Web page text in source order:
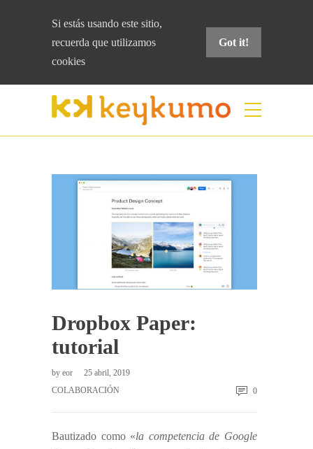
Si estás usando este sitio,
recuerda que utilizamos
cookies
Got it!
Home Colaboración
tutorial
Dropbox Paper:
tutorial
by eor
25 abril, 2019
COLABORACIÓN
0
Bautizado como «la competencia de Google